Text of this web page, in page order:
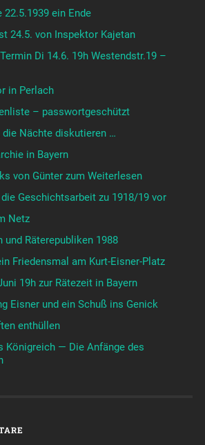
ein Ende
24.5. von Inspektor Kajetan
Di 14.6. 19h Westendstr.19 –
in Perlach
– passwortgeschützt
die Nächte diskutieren …
in Bayern
von Günter zum Weiterlesen
Geschichtsarbeit zu 1918/19 vor
Netz
und Räterepubliken 1988
Friedensmal am Kurt-Eisner-Platz
19h zur Rätezeit in Bayern
Eisner und ein Schuß ins Genick
enthüllen
Königreich — Die Anfänge des